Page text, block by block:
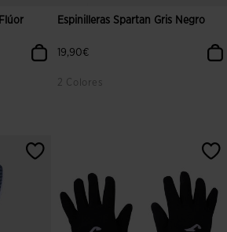
clientes
Espinilleras Spartan Gris Negro
19,90€
2 Colores
5 sobre 5 de valoración de clientes